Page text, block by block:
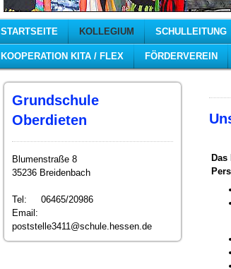
STARTSEITE KOLLEGIUM SCHULLEITUNG
KOOPERATION KITA / FLEX FÖRDERVEREIN
Grundschule
Oberdieten
Blumenstraße 8
35236 Breidenbach
Tel: 06465/20986
Email:
poststelle3411@schule.hessen.de